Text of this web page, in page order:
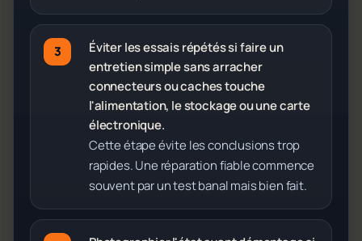
Éviter les essais répétés si faire un
entretien simple sans arracher
connecteurs ou caches touche
l'alimentation, le stockage ou une carte
électronique.
Cette étape évite les conclusions trop
rapides. Une réparation fiable commence
souvent par un test banal mais bien fait.